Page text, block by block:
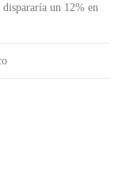
un 12% en